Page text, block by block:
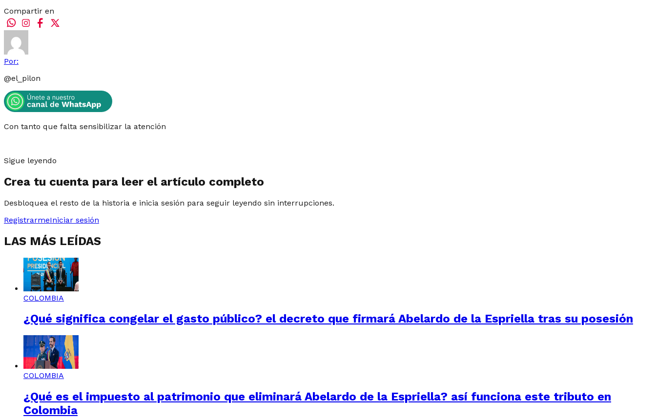
Compartir en
Por:
@el_pilon
Con tanto que falta sensibilizar la atención
Sigue leyendo
Crea tu cuenta para leer el artículo completo
Desbloquea el resto de la historia e inicia sesión para seguir leyendo sin interrupciones.
RegistrarmeIniciar sesión
LAS MÁS LEÍDAS
COLOMBIA
¿Qué significa congelar el gasto público? el decreto que firmará Abelardo de la Espriella tras su posesión
COLOMBIA
¿Qué es el impuesto al patrimonio que eliminará Abelardo de la Espriella? así funciona este tributo en
Colombia